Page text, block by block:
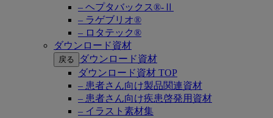
– ヘプタバックス®-Ⅱ
– ラゲブリオ®
– ロタテック®
ダウンロード資材
戻る
ダウンロード資材
ダウンロード資材 TOP
– 患者さん向け製品関連資材
– 患者さん向け疾患啓発用資材
– イラスト素材集